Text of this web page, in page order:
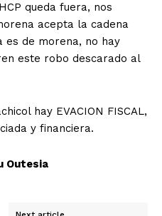
queda fuera, nos
acepta la cadena
es de morena, no hay
este robo descarado al
hay EVACION FISCAL,
y financiera.
Outesia